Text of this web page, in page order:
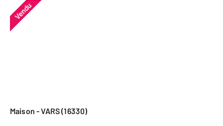
Vendu
Maison - VARS (16330)